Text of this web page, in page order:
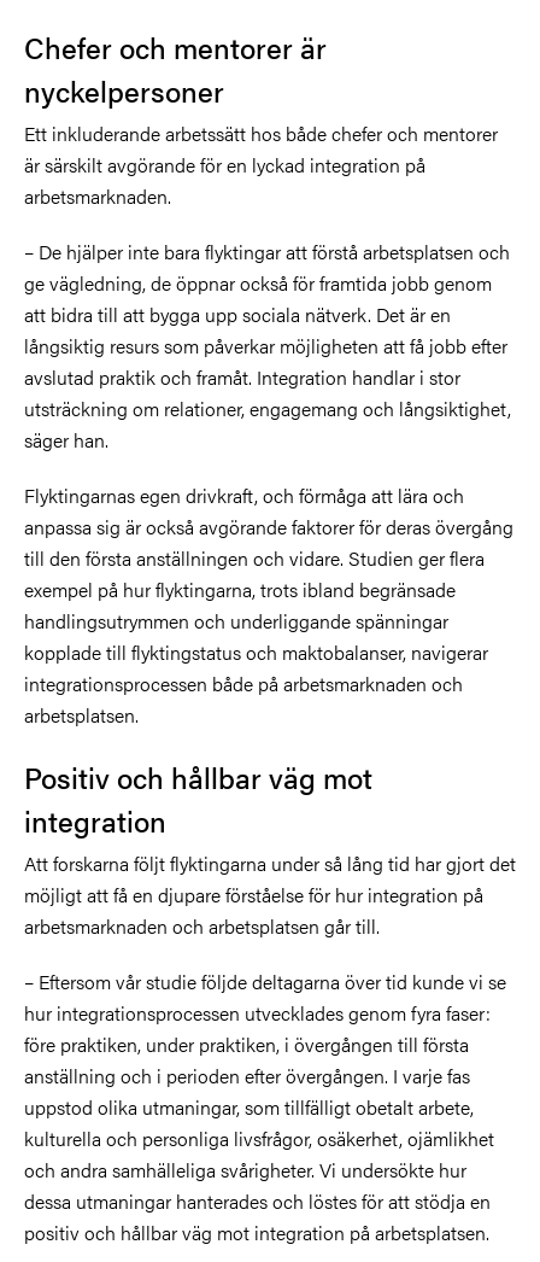
Chefer och mentorer är
nyckelpersoner
Ett inkluderande arbetssätt hos både chefer och mentorer
är särskilt avgörande för en lyckad integration på
arbetsmarknaden.
– De hjälper inte bara flyktingar att förstå arbetsplatsen och
ge vägledning, de öppnar också för framtida jobb genom
att bidra till att bygga upp sociala nätverk. Det är en
långsiktig resurs som påverkar möjligheten att få jobb efter
avslutad praktik och framåt. Integration handlar i stor
utsträckning om relationer, engagemang och långsiktighet,
säger han.
Flyktingarnas egen drivkraft, och förmåga att lära och
anpassa sig är också avgörande faktorer för deras övergång
till den första anställningen och vidare. Studien ger flera
exempel på hur flyktingarna, trots ibland begränsade
handlingsutrymmen och underliggande spänningar
kopplade till flyktingstatus och maktobalanser, navigerar
integrationsprocessen både på arbetsmarknaden och
arbetsplatsen.
Positiv och hållbar väg mot
integration
Att forskarna följt flyktingarna under så lång tid har gjort det
möjligt att få en djupare förståelse för hur integration på
arbetsmarknaden och arbetsplatsen går till.
– Eftersom vår studie följde deltagarna över tid kunde vi se
hur integrationsprocessen utvecklades genom fyra faser:
före praktiken, under praktiken, i övergången till första
anställning och i perioden efter övergången. I varje fas
uppstod olika utmaningar, som tillfälligt obetalt arbete,
kulturella och personliga livsfrågor, osäkerhet, ojämlikhet
och andra samhälleliga svårigheter. Vi undersökte hur
dessa utmaningar hanterades och löstes för att stödja en
positiv och hållbar väg mot integration på arbetsplatsen.